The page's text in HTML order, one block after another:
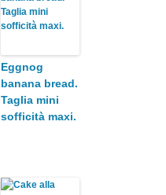
Eggnog
banana bread.
Taglia mini
sofficità maxi.